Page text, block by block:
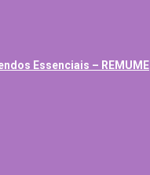
Essenciais – REMUME